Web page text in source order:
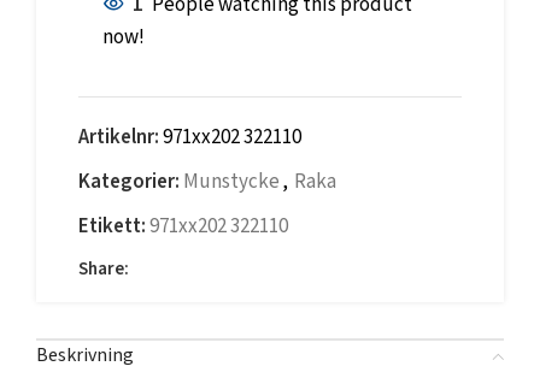
now!
Artikelnr:971xx202 322110
Kategorier: Munstycke, Raka
Etikett:971xx202 322110
Share:
Beskrivning